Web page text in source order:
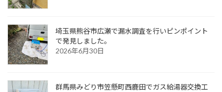
埼玉県熊谷市広瀬で漏水調査を行いピンポイント
で発見しました。
2026年6月30日
群馬県みどり市笠懸町西鹿田でガス給湯器交換工